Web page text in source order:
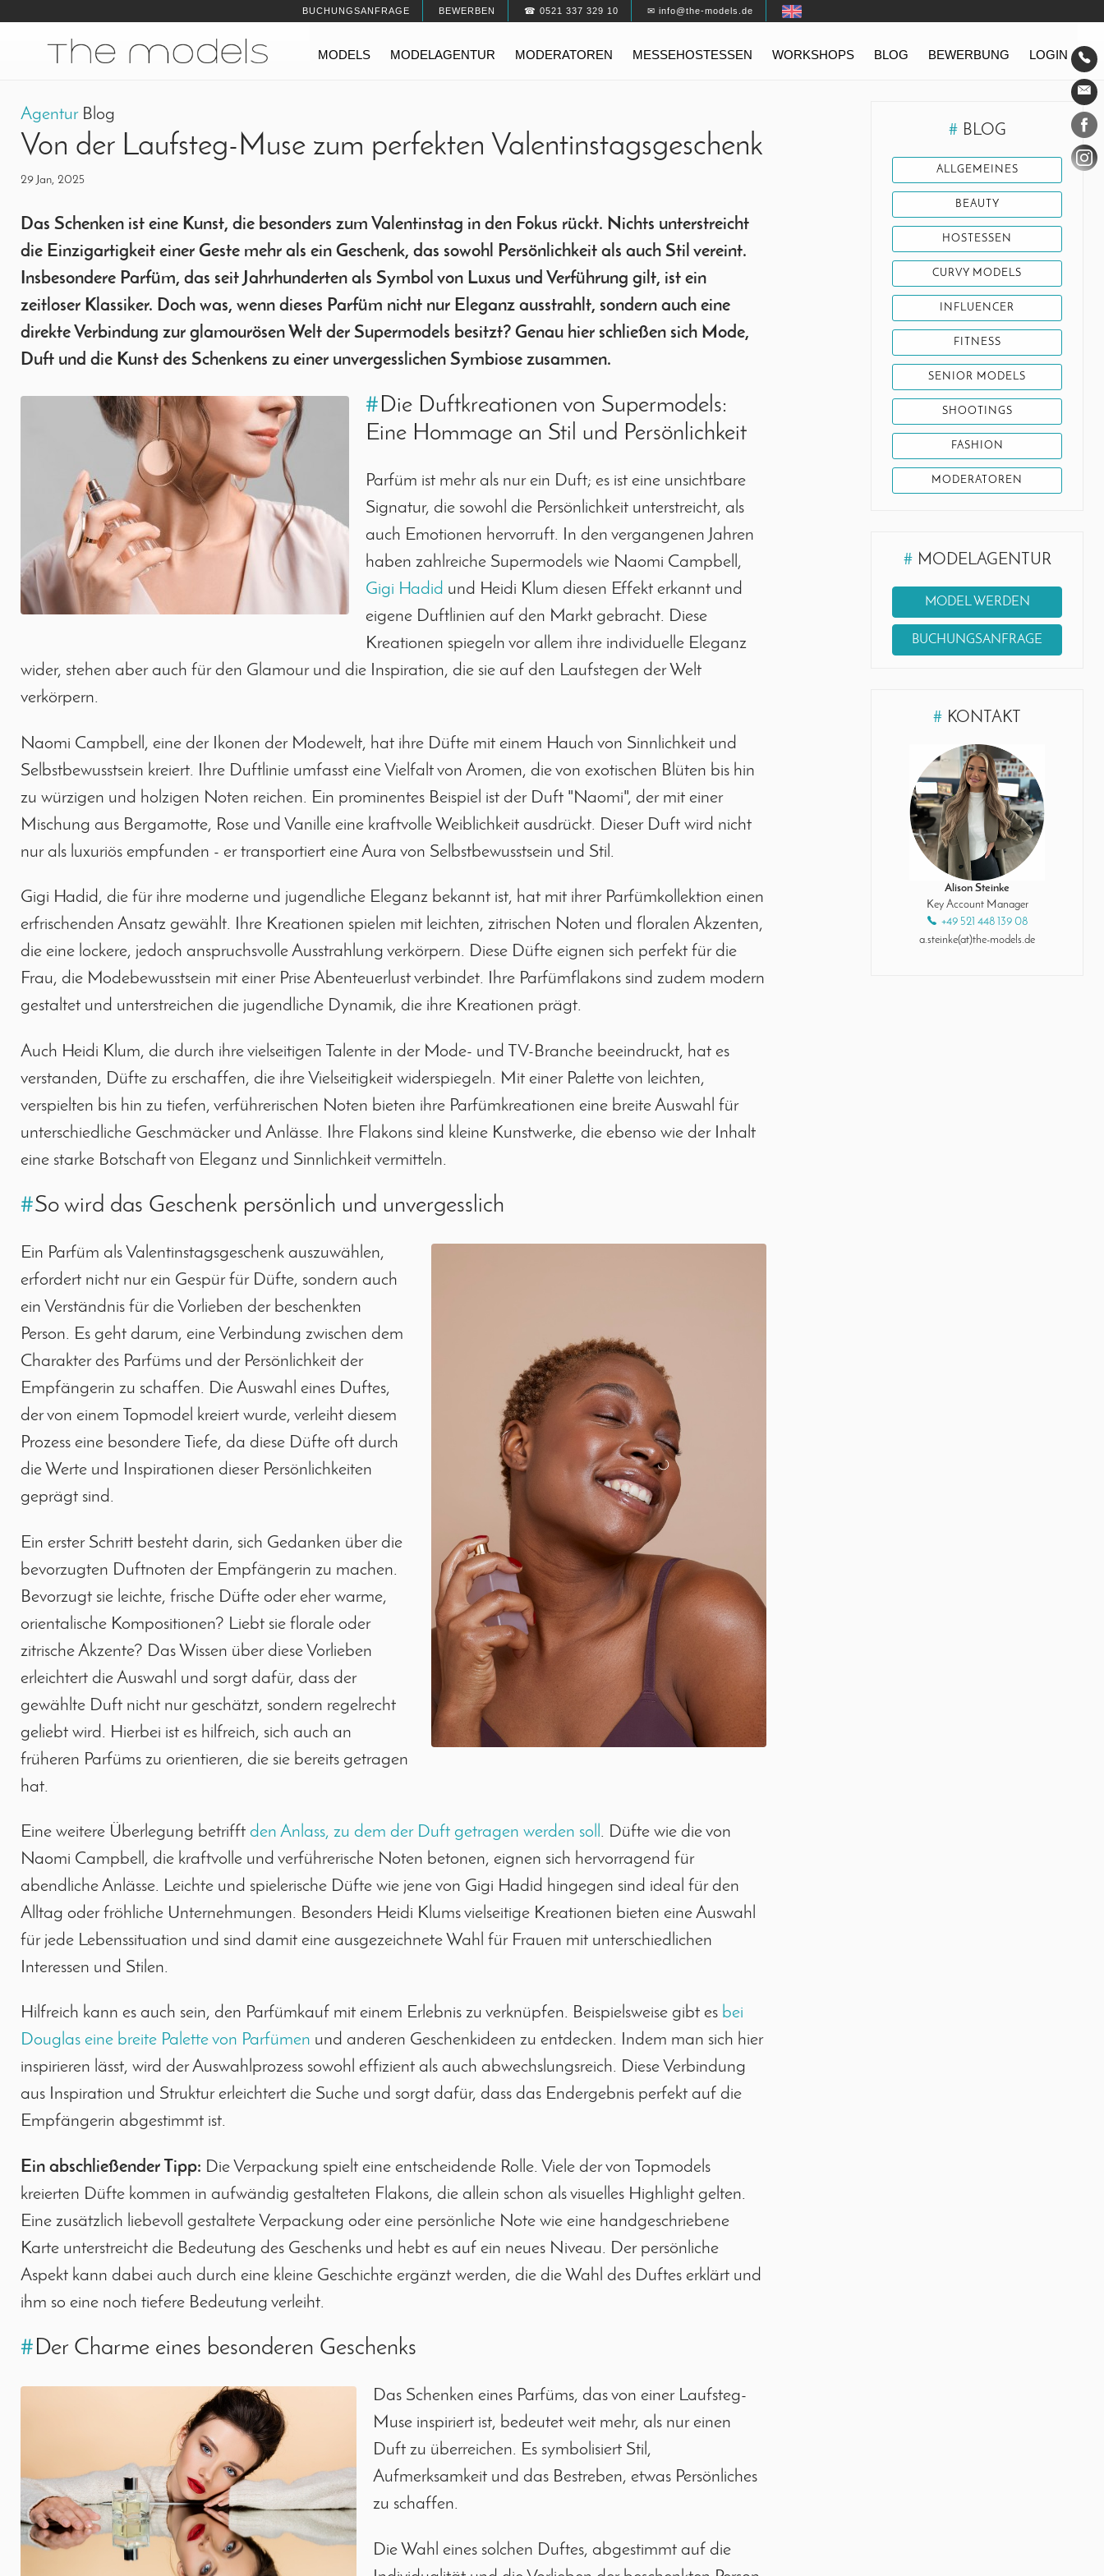
BUCHUNGSANFRAGE BEWERBEN ☎ 0521 337 329 10 ✉ info@the-models.de
Navigation
MODELS MODELAGENTUR MODERATOREN MESSEHOSTESSEN WORKSHOPS BLOG BEWERBUNG LOGIN
AgenturBlog
Von der Laufsteg-Muse zum perfekten Valentinstagsgeschenk
29 Jan, 2025
Das Schenken ist eine Kunst, die besonders zum Valentinstag in den Fokus rückt. Nichts unterstreicht
die Einzigartigkeit einer Geste mehr als ein Geschenk, das sowohl Persönlichkeit als auch Stil vereint.
Insbesondere Parfüm, das seit Jahrhunderten als Symbol von Luxus und Verführung gilt, ist ein
zeitloser Klassiker. Doch was, wenn dieses Parfüm nicht nur Eleganz ausstrahlt, sondern auch eine
direkte Verbindung zur glamourösen Welt der Supermodels besitzt? Genau hier schließen sich Mode,
Duft und die Kunst des Schenkens zu einer unvergesslichen Symbiose zusammen.
#Die Duftkreationen von Supermodels:
Eine Hommage an Stil und Persönlichkeit
Parfüm ist mehr als nur ein Duft; es ist eine unsichtbare
Signatur, die sowohl die Persönlichkeit unterstreicht, als
auch Emotionen hervorruft. In den vergangenen Jahren
haben zahlreiche Supermodels wie Naomi Campbell,
Gigi Hadid und Heidi Klum diesen Effekt erkannt und
eigene Duftlinien auf den Markt gebracht. Diese
Kreationen spiegeln vor allem ihre individuelle Eleganz
wider, stehen aber auch für den Glamour und die Inspiration, die sie auf den Laufstegen der Welt
verkörpern.
Naomi Campbell, eine der Ikonen der Modewelt, hat ihre Düfte mit einem Hauch von Sinnlichkeit und
Selbstbewusstsein kreiert. Ihre Duftlinie umfasst eine Vielfalt von Aromen, die von exotischen Blüten bis hin
zu würzigen und holzigen Noten reichen. Ein prominentes Beispiel ist der Duft "Naomi", der mit einer
Mischung aus Bergamotte, Rose und Vanille eine kraftvolle Weiblichkeit ausdrückt. Dieser Duft wird nicht
nur als luxuriös empfunden - er transportiert eine Aura von Selbstbewusstsein und Stil.
Gigi Hadid, die für ihre moderne und jugendliche Eleganz bekannt ist, hat mit ihrer Parfümkollektion einen
erfrischenden Ansatz gewählt. Ihre Kreationen spielen mit leichten, zitrischen Noten und floralen Akzenten,
die eine lockere, jedoch anspruchsvolle Ausstrahlung verkörpern. Diese Düfte eignen sich perfekt für die
Frau, die Modebewusstsein mit einer Prise Abenteuerlust verbindet. Ihre Parfümflakons sind zudem modern
gestaltet und unterstreichen die jugendliche Dynamik, die ihre Kreationen prägt.
Auch Heidi Klum, die durch ihre vielseitigen Talente in der Mode- und TV-Branche beeindruckt, hat es
verstanden, Düfte zu erschaffen, die ihre Vielseitigkeit widerspiegeln. Mit einer Palette von leichten,
verspielten bis hin zu tiefen, verführerischen Noten bieten ihre Parfümkreationen eine breite Auswahl für
unterschiedliche Geschmäcker und Anlässe. Ihre Flakons sind kleine Kunstwerke, die ebenso wie der Inhalt
eine starke Botschaft von Eleganz und Sinnlichkeit vermitteln.
#So wird das Geschenk persönlich und unvergesslich
Ein Parfüm als Valentinstagsgeschenk auszuwählen,
erfordert nicht nur ein Gespür für Düfte, sondern auch
ein Verständnis für die Vorlieben der beschenkten
Person. Es geht darum, eine Verbindung zwischen dem
Charakter des Parfüms und der Persönlichkeit der
Empfängerin zu schaffen. Die Auswahl eines Duftes,
der von einem Topmodel kreiert wurde, verleiht diesem
Prozess eine besondere Tiefe, da diese Düfte oft durch
die Werte und Inspirationen dieser Persönlichkeiten
geprägt sind.
Ein erster Schritt besteht darin, sich Gedanken über die
bevorzugten Duftnoten der Empfängerin zu machen.
Bevorzugt sie leichte, frische Düfte oder eher warme,
orientalische Kompositionen? Liebt sie florale oder
zitrische Akzente? Das Wissen über diese Vorlieben
erleichtert die Auswahl und sorgt dafür, dass der
gewählte Duft nicht nur geschätzt, sondern regelrecht
geliebt wird. Hierbei ist es hilfreich, sich auch an
früheren Parfüms zu orientieren, die sie bereits getragen
hat.
Eine weitere Überlegung betrifft den Anlass, zu dem der Duft getragen werden soll. Düfte wie die von
Naomi Campbell, die kraftvolle und verführerische Noten betonen, eignen sich hervorragend für
abendliche Anlässe. Leichte und spielerische Düfte wie jene von Gigi Hadid hingegen sind ideal für den
Alltag oder fröhliche Unternehmungen. Besonders Heidi Klums vielseitige Kreationen bieten eine Auswahl
für jede Lebenssituation und sind damit eine ausgezeichnete Wahl für Frauen mit unterschiedlichen
Interessen und Stilen.
Hilfreich kann es auch sein, den Parfümkauf mit einem Erlebnis zu verknüpfen. Beispielsweise gibt es bei
Douglas eine breite Palette von Parfümen und anderen Geschenkideen zu entdecken. Indem man sich hier
inspirieren lässt, wird der Auswahlprozess sowohl effizient als auch abwechslungsreich. Diese Verbindung
aus Inspiration und Struktur erleichtert die Suche und sorgt dafür, dass das Endergebnis perfekt auf die
Empfängerin abgestimmt ist.
Ein abschließender Tipp: Die Verpackung spielt eine entscheidende Rolle. Viele der von Topmodels
kreierten Düfte kommen in aufwändig gestalteten Flakons, die allein schon als visuelles Highlight gelten.
Eine zusätzlich liebevoll gestaltete Verpackung oder eine persönliche Note wie eine handgeschriebene
Karte unterstreicht die Bedeutung des Geschenks und hebt es auf ein neues Niveau. Der persönliche
Aspekt kann dabei auch durch eine kleine Geschichte ergänzt werden, die die Wahl des Duftes erklärt und
ihm so eine noch tiefere Bedeutung verleiht.
#Der Charme eines besonderen Geschenks
Das Schenken eines Parfüms, das von einer Laufsteg-
Muse inspiriert ist, bedeutet weit mehr, als nur einen
Duft zu überreichen. Es symbolisiert Stil,
Aufmerksamkeit und das Bestreben, etwas Persönliches
zu schaffen.
Die Wahl eines solchen Duftes, abgestimmt auf die
# BLOG
ALLGEMEINES
BEAUTY
HOSTESSEN
CURVY MODELS
INFLUENCER
FITNESS
SENIOR MODELS
SHOOTINGS
FASHION
MODERATOREN
# MODELAGENTUR
MODEL WERDEN
BUCHUNGSANFRAGE
# KONTAKT
Alison Steinke
Key Account Manager
+49 521 448 139 08
a.steinke(at)the-models.de